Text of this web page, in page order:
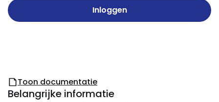
Inloggen
Toon documentatie
Belangrijke informatie